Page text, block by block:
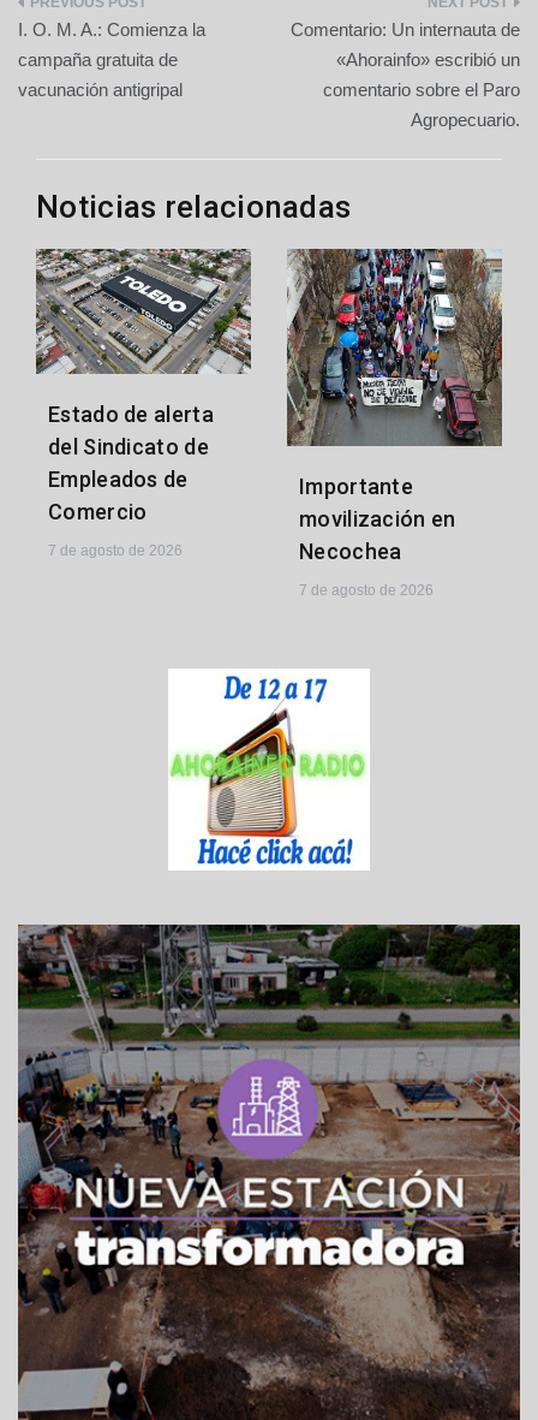
Navegación
de
entradas
I. O. M. A.: Comienza la
campaña gratuita de
vacunación antigripal
Comentario: Un internauta de
«Ahorainfo» escribió un
comentario sobre el Paro
Agropecuario.
Noticias relacionadas
Estado de alerta
del Sindicato de
Empleados de
Comercio
7 de agosto de 2026
Importante
movilización en
Necochea
7 de agosto de 2026